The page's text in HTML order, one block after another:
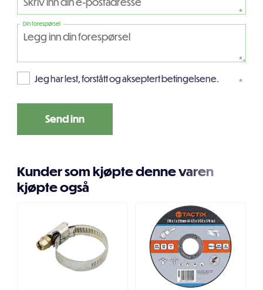
*
Din forespørsel
*
Jeg har lest, forstått og akseptert betingelsene. *
Kunder som kjøpte denne varen
kjøpte også